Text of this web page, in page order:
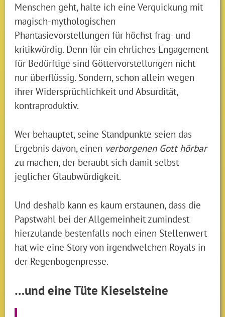
Menschen geht, halte ich eine Verquickung mit
magisch-mythologischen
Phantasievorstellungen für höchst frag- und
kritikwürdig. Denn für ein ehrliches Engagement
für Bedürftige sind Göttervorstellungen nicht
nur überflüssig. Sondern, schon allein wegen
ihrer Widersprüchlichkeit und Absurdität,
kontraproduktiv.
Wer behauptet, seine Standpunkte seien das
Ergebnis davon, einen verborgenen Gott hörbar
zu machen, der beraubt sich damit selbst
jeglicher Glaubwürdigkeit.
Und deshalb kann es kaum erstaunen, dass die
Papstwahl bei der Allgemeinheit zumindest
hierzulande bestenfalls noch einen Stellenwert
hat wie eine Story von irgendwelchen Royals in
der Regenbogenpresse.
…und eine Tüte Kieselsteine